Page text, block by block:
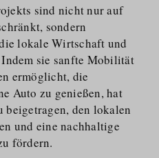
sind nicht nur auf
sondern
lokale Wirtschaft und
sie sanfte Mobilität
ermöglicht, die
Auto zu genießen, hat
beigetragen, den lokalen
und eine nachhaltige
fördern.